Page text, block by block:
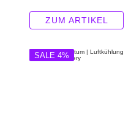
ZUM ARTIKEL
SALE 4%